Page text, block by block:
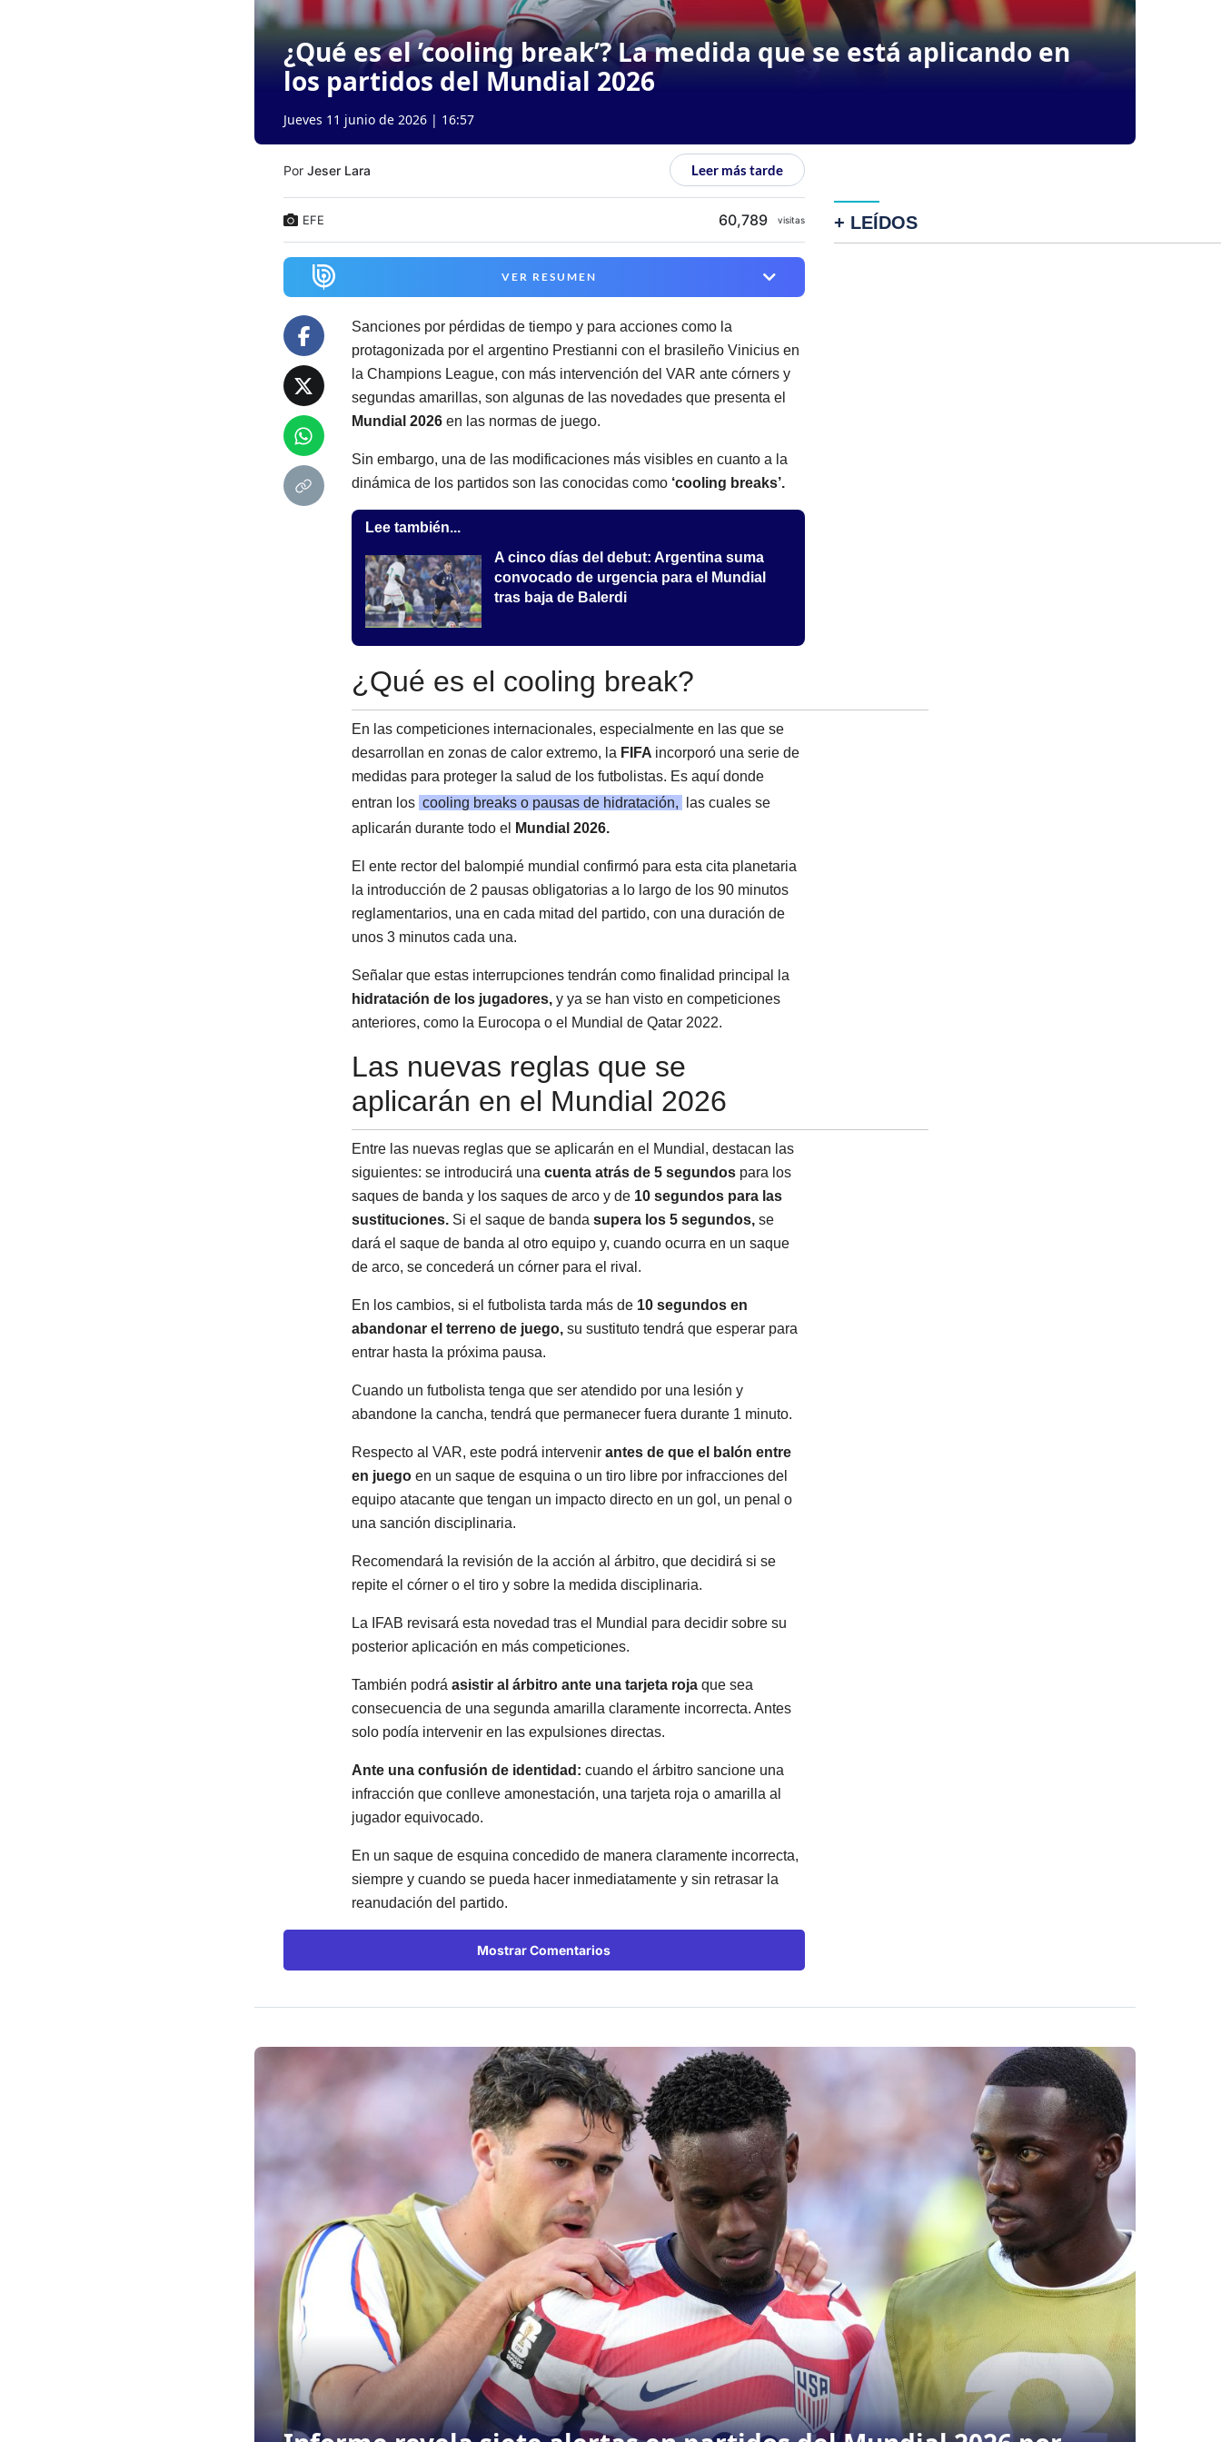
¿Qué es el ’cooling break’? La medida que se está aplicando en
los partidos del Mundial 2026
Jueves 11 junio de 2026 | 16:57
Por Jeser Lara Leer más tarde
EFE visitas
60,789
VER RESUMEN
Sanciones por pérdidas de tiempo y para acciones como la
protagonizada por el argentino Prestianni con el brasileño Vinicius en
la Champions League, con más intervención del VAR ante córners y
segundas amarillas, son algunas de las novedades que presenta el
Mundial 2026en las normas de juego.
Sin embargo, una de las modificaciones más visibles en cuanto a la
dinámica de los partidos son las conocidas como ‘cooling breaks’.
Lee también...
A cinco días del debut: Argentina suma
convocado de urgencia para el Mundial
tras baja de Balerdi
¿Qué es el cooling break?
En las competiciones internacionales, especialmente en las que se
desarrollan en zonas de calor extremo, la FIFA incorporó una serie de
medidas para proteger la salud de los futbolistas. Es aquí donde
entran los cooling breaks o pausas de hidratación,
las cuales se
aplicarán durante todo el
Mundial 2026.
El ente rector del balompié mundial confirmó para esta cita planetaria
la introducción de 2 pausas obligatorias a lo largo de los 90 minutos
reglamentarios, una en cada mitad del partido, con una duración de
unos 3 minutos cada una.
Señalar que estas interrupciones tendrán como finalidad principal la
hidratación de los jugadores,y ya se han visto en competiciones
anteriores, como la Eurocopa o el Mundial de Qatar 2022.
Las nuevas reglas que se
aplicarán en el Mundial 2026
Entre las nuevas reglas que se aplicarán en el Mundial, destacan las
siguientes: se introducirá una cuenta atrás de 5 segundospara los
saques de banda y los saques de arco y de 10 segundos para las
sustituciones. Si el saque de banda supera los 5 segundos,se
dará el saque de banda al otro equipo y, cuando ocurra en un saque
de arco, se concederá un córner para el rival.
En los cambios, si el futbolista tarda más de 10 segundos en
abandonar el terreno de juego,su sustituto tendrá que esperar para
entrar hasta la próxima pausa.
Cuando un futbolista tenga que ser atendido por una lesión y
abandone la cancha, tendrá que permanecer fuera durante 1 minuto.
Respecto al VAR, este podrá intervenir antes de que el balón entre
en juegoen un saque de esquina o un tiro libre por infracciones del
equipo atacante que tengan un impacto directo en un gol, un penal o
una sanción disciplinaria.
Recomendará la revisión de la acción al árbitro, que decidirá si se
repite el córner o el tiro y sobre la medida disciplinaria.
La IFAB revisará esta novedad tras el Mundial para decidir sobre su
posterior aplicación en más competiciones.
También podrá asistir al árbitro ante una tarjeta rojaque sea
consecuencia de una segunda amarilla claramente incorrecta. Antes
solo podía intervenir en las expulsiones directas.
Ante una confusión de identidad: cuando el árbitro sancione una
infracción que conlleve amonestación, una tarjeta roja o amarilla al
jugador equivocado.
En un saque de esquina concedido de manera claramente incorrecta,
siempre y cuando se pueda hacer inmediatamente y sin retrasar la
reanudación del partido.
Mostrar Comentarios
+ LEÍDOS